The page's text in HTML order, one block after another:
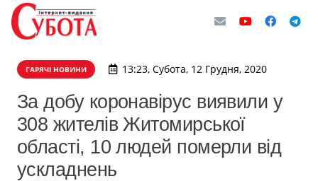
ГАРЯЧІ НОВИНИ 13:23, Субота, 12 Грудня, 2020
За добу коронавірус виявили у
308 жителів Житомирської
області, 10 людей померли від
ускладнень